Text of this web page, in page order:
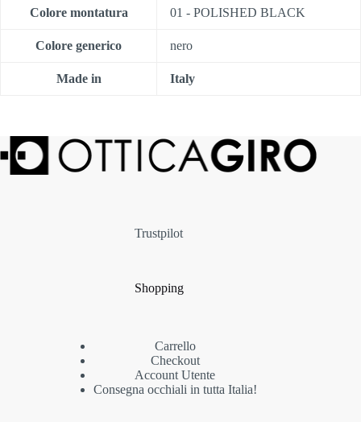
Colore montatura 01 - POLISHED BLACK
Colore generico nero
Made in Italy
Trustpilot
Shopping
Carrello
Checkout
Account Utente
Consegna occhiali in tutta Italia!